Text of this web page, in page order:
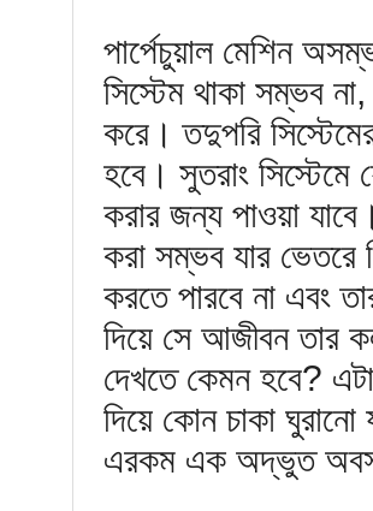
পার্পেচুয়াল মেশিন
সিস্টেম থাকা সম্ভব
করে। তদুপরি
হবে। সুতরাং
করার জন্য পাওয়া
করা সম্ভব যার ভেতরে
করতে পারবে না এবং
দিয়ে সে আজীবন তার
দেখতে কেমন হবে?
দিয়ে কোন চাকা ঘুরানো
এরকম এক অদ্ভুত